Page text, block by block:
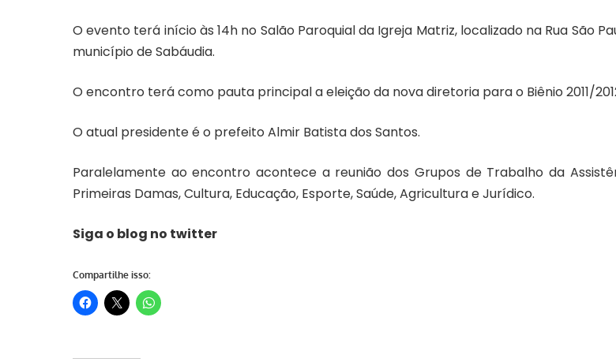
O evento terá início às 14h no Salão Paroquial da Igreja Matriz, localizado na Rua São
município de Sabáudia.
O encontro terá como pauta principal a eleição da nova diretoria para o Biênio 2011/
O atual presidente é o prefeito Almir Batista dos Santos.
Paralelamente ao encontro acontece a reunião dos Grupos de Trabalho da
Primeiras Damas, Cultura, Educação, Esporte, Saúde, Agricultura e Jurídico.
Siga o blog no twitter
Compartilhe isso: